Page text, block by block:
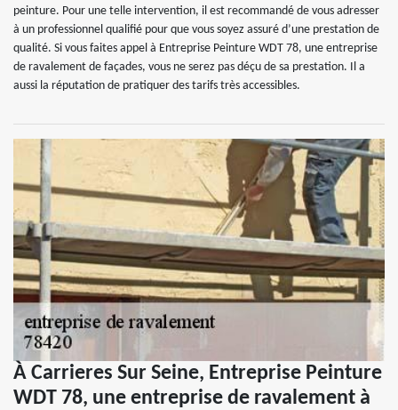
peinture. Pour une telle intervention, il est recommandé de vous adresser
à un professionnel qualifié pour que vous soyez assuré d’une prestation de
qualité. Si vous faites appel à Entreprise Peinture WDT 78, une entreprise
de ravalement de façades, vous ne serez pas déçu de sa prestation. Il a
aussi la réputation de pratiquer des tarifs très accessibles.
À Carrieres Sur Seine, Entreprise Peinture
WDT 78, une entreprise de ravalement à